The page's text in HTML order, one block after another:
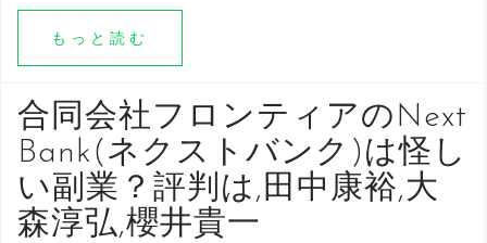
もっと読む
合同会社フロンティアのNext
Bank(ネクストバンク)は怪し
い副業？評判は,田中康裕,大
森淳弘,櫻井貴一